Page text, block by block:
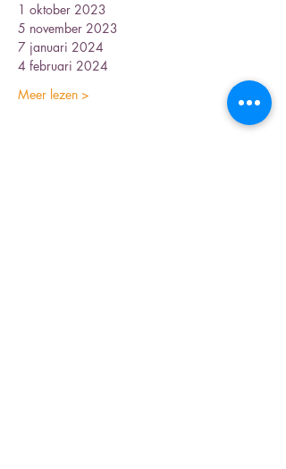
1 oktober 2023
5 november 2023
7 januari 2024
4 februari 2024
Meer lezen >